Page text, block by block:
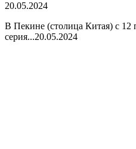
20.05.2024
В Пекине (столица Китая) с 12
серия...20.05.2024